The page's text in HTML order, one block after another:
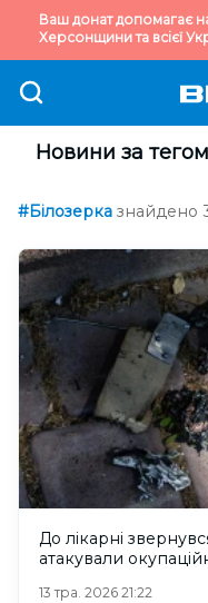
Ваш донат допомагає
Херсонщини та всієї
Новини за
#Білозерка знайдено
До лікарні
атакували
13 тра. 2026 21:22